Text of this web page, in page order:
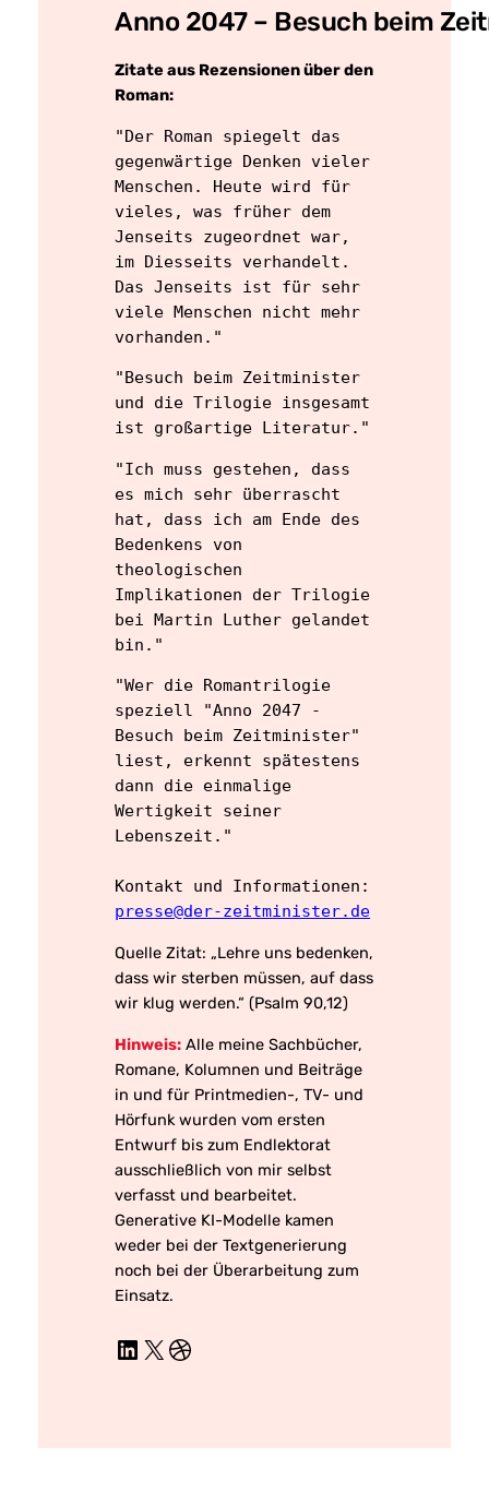
Anno 2047 – Besuch beim
Zitate aus Rezensionen über den
Roman:
"Der Roman spiegelt das
gegenwärtige Denken vieler
Menschen. Heute wird für
vieles, was früher dem
Jenseits zugeordnet war,
im Diesseits verhandelt.
Das Jenseits ist für sehr
viele Menschen nicht mehr
vorhanden."
"Besuch beim Zeitminister
und die Trilogie insgesamt
"Ich muss gestehen, dass
es mich sehr überrascht
hat, dass ich am Ende des
Bedenkens von
theologischen
Implikationen der Trilogie
bei Martin Luther gelandet
bin."
"Wer die Romantrilogie
speziell "Anno 2047 -
Besuch beim Zeitminister"
liest, erkennt spätestens
dann die einmalige
Wertigkeit seiner
Lebenszeit."
presse@der-zeitminister.de
Quelle Zitat: „Lehre uns bedenken,
dass wir sterben müssen, auf dass
wir klug werden.“ (Psalm 90,12)
Hinweis: Alle meine Sachbücher,
Romane, Kolumnen und Beiträge
in und für Printmedien-, TV- und
Hörfunk wurden vom ersten
Entwurf bis zum Endlektorat
ausschließlich von mir selbst
verfasst und bearbeitet.
Generative KI-Modelle kamen
weder bei der Textgenerierung
noch bei der Überarbeitung zum
Einsatz.
LinkedIn X Dribbble